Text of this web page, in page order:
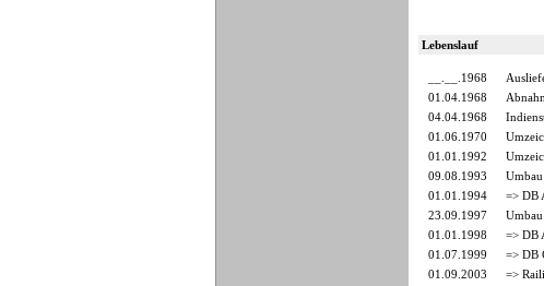
Lebenslauf
__.__.1968
01.04.1968
04.04.1968
01.06.1970
01.01.1992
09.08.1993
01.01.1994
=> DB
23.09.1997
01.01.1998
=> DB
01.07.1999
=> DB
01.09.2003
=>